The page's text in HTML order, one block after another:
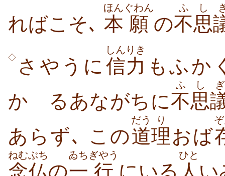
ればこそ､ 本
ほん
願
ぐわん
の不
ふ
思
し
◇ さやうに 信力
しんりき
もふか
かゝるあながちに不
ふ
思
しぎ
あらず､ この道
だう
理
り
おば
念仏
ねむぶち
の一
ゐち
行
ぎやう
にいる 人
ひと
い